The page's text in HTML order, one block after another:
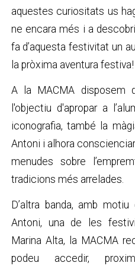
aquestes curiositats us
ne encara més i a
fa d’aquesta festivitat un
la pròxima aventura festiva!
A la MACMA disposem
l'objectiu d'apropar a
iconografia, també la
Antoni i alhora
menudes sobre
tradicions més arrelades.
D’altra banda, amb
Antoni, una de les
Marina Alta, la MACMA
podeu accedir,